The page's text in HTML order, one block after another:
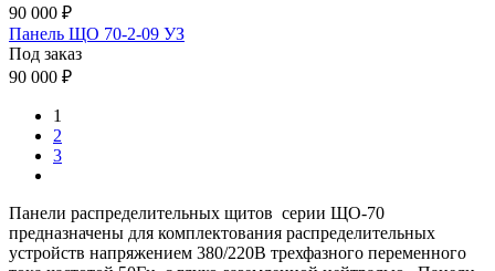
90 000 ₽
Панель ЩО 70-2-09 УЗ
Под заказ
90 000 ₽
1
2
3
Панели распределительных щитов серии ЩО-70
предназначены для комплектования распределительных
устройств напряжением 380/220В трехфазного переменного